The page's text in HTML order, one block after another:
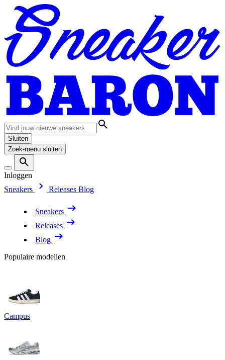
Sluiten
Zoek-menu sluiten
Inloggen
Sneakers
Releases Blog
Sneakers
Releases
Blog
Populaire modellen
Campus